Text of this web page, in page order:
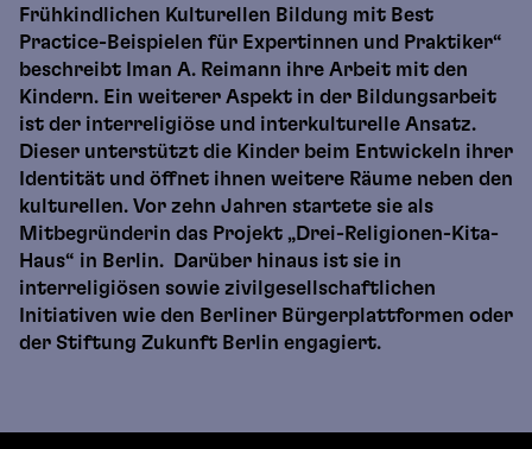
Frühkindlichen Kulturellen Bildung mit Best
Practice-Beispielen für Expertinnen und Praktiker“
beschreibt Iman A. Reimann ihre Arbeit mit den
Kindern. Ein weiterer Aspekt in der Bildungsarbeit
ist der interreligiöse und interkulturelle Ansatz.
Dieser unterstützt die Kinder beim Entwickeln ihrer
Identität und öffnet ihnen weitere Räume neben den
kulturellen. Vor zehn Jahren startete sie als
Mitbegründerin das Projekt „Drei-Religionen-Kita-
Haus“ in Berlin. Darüber hinaus ist sie in
interreligiösen sowie zivilgesellschaftlichen
Initiativen wie den Berliner Bürgerplattformen oder
der Stiftung Zukunft Berlin engagiert.